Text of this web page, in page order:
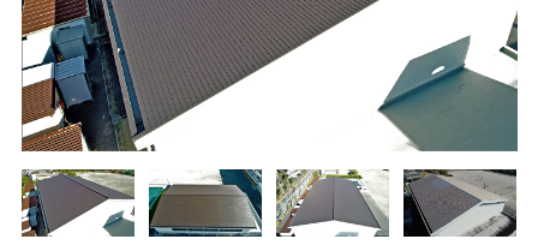
エコウェーブ
カナメ一文字葺き
Vi65 PLUS
Vi75・Vi125
Viカバー50
換気棟システム
デザイン軒樋
カナメシャープ樋
ダウンロード
お問い合わせ